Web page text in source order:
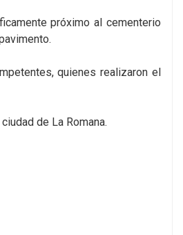
próximo al cementerio
quienes realizaron el
de La Romana.